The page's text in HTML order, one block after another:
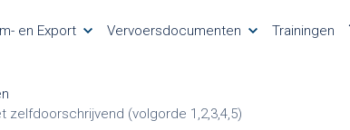
en Export
Vervoersdocumenten Trainingen
zelfdoorschrijvend (volgorde 1,2,3,4,5)